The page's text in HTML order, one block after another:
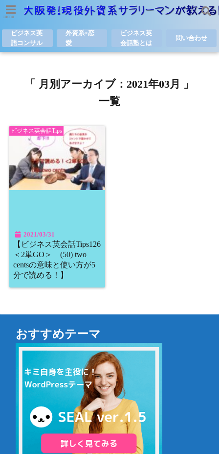
menu
ビジネス英
語コンサル
外資系×恋
愛
ビジネス英
会話塾とは
問い合わせ
「 月別アーカイブ：2021年03月 」
一覧
ビジネス英会話Tips
2021/03/31
【ビジネス英会話Tips126
＜2単GO＞ (50) two
centsの意味と使い方が5
分で読める！】
おすすめテーマ